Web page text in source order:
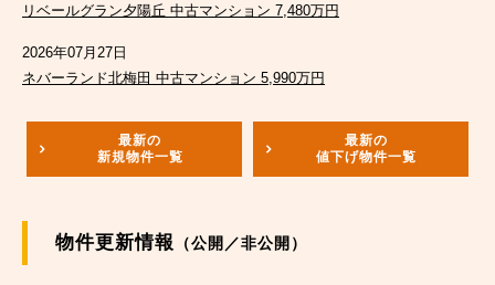
リベールグラン夕陽丘 中古マンション 7,480万円
2026年07月27日
ネバーランド北梅田 中古マンション 5,990万円
最新の
新規物件一覧
最新の
値下げ物件一覧
物件更新情報 （公開／非公開）